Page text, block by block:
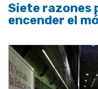
Siete razones
encender el